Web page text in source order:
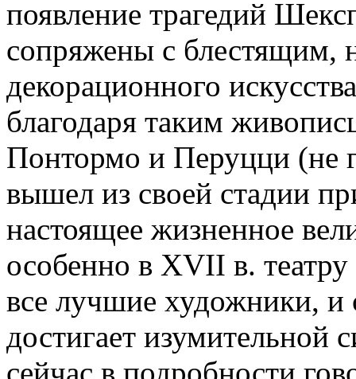
появление трагедий
сопряжены с блестящим,
декорационного
благодаря таким
Понтормо и Перуцци (не
вышел из своей стадии
настоящее жизненное
особенно в XVII в.
все лучшие художники, и
достигает
сейчас в подробности